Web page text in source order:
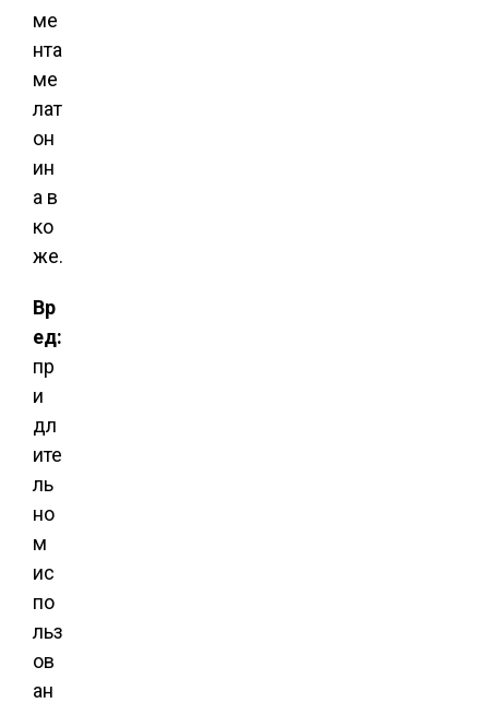
ме
нта
ме
лат
он
ин
а в
ко
же.
Вр
ед:
пр
и
дл
ите
ль
но
м
ис
по
льз
ов
ан